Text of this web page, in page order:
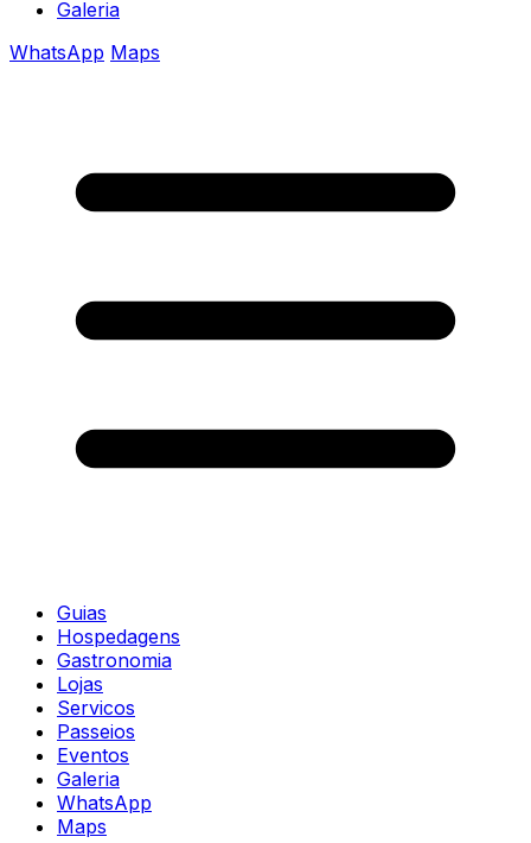
Galeria
WhatsApp Maps
Guias
Hospedagens
Gastronomia
Lojas
Servicos
Passeios
Eventos
Galeria
WhatsApp
Maps